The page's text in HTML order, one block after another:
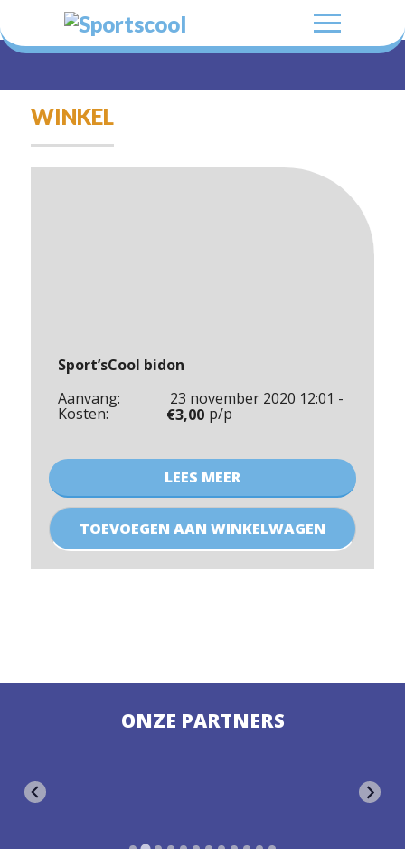
WINKEL
Sport’sCool bidon
Aanvang:
23 november 2020 12:01 -
Kosten: €3,00 p/p
LEES MEER
Sport'sCool
bidon
aantal
TOEVOEGEN AAN WINKELWAGEN
ONZE PARTNERS